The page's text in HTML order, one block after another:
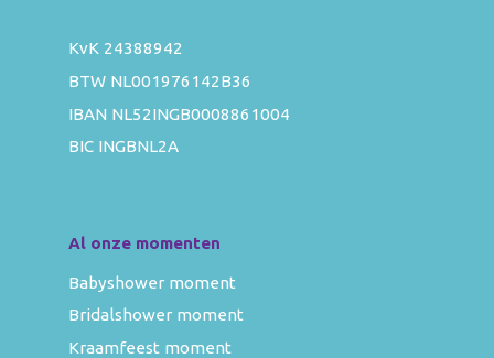
KvK 24388942
BTW NL001976142B36
IBAN NL52INGB0008861004
BIC INGBNL2A
Al onze momenten
Babyshower moment
Bridalshower moment
Kraamfeest moment